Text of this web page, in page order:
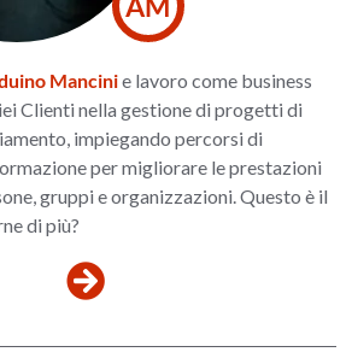
Mancinie lavoro come business
Clienti nella gestione di progetti di
impiegando percorsi di
per migliorare le prestazioni
gruppi e organizzazioni. Questo è il
di più?